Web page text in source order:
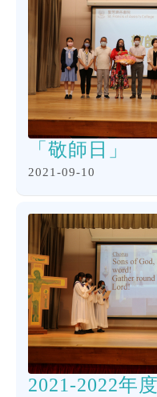
「敬師日」
2021-09-10
2021-2022年